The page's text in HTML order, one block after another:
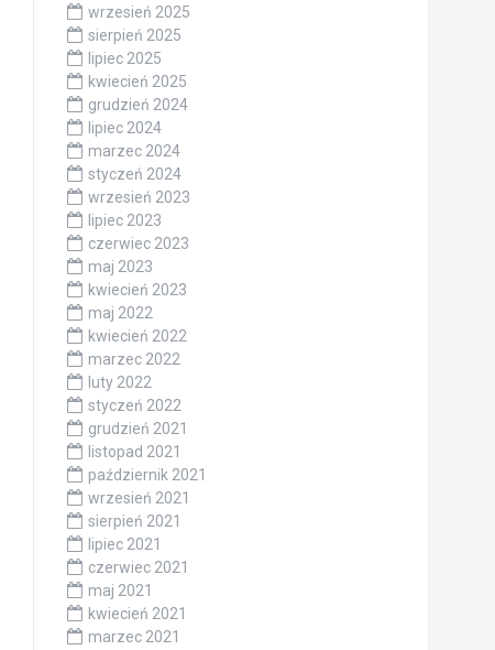
wrzesień 2025
sierpień 2025
lipiec 2025
kwiecień 2025
grudzień 2024
lipiec 2024
marzec 2024
styczeń 2024
wrzesień 2023
lipiec 2023
czerwiec 2023
maj 2023
kwiecień 2023
maj 2022
kwiecień 2022
marzec 2022
luty 2022
styczeń 2022
grudzień 2021
listopad 2021
październik 2021
wrzesień 2021
sierpień 2021
lipiec 2021
czerwiec 2021
maj 2021
kwiecień 2021
marzec 2021